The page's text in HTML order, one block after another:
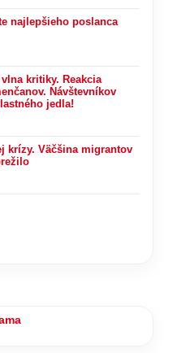
najlepšieho poslanca
kritiky. Reakcia
Návštevníkov
jedla!
krízy. Väčšina migrantov